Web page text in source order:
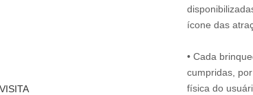
ícone das
• Cada
cumpridas,
física do